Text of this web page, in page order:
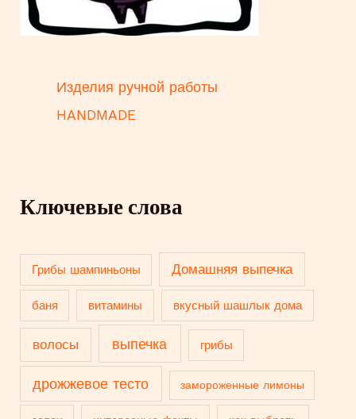
Изделия ручной работы
HANDMADE
Ключевые слова
Грибы шампиньоны Домашняя выпечка
баня витамины вкусный шашлык дома
волосы выпечка грибы
дрожжевое тесто замороженные лимоны